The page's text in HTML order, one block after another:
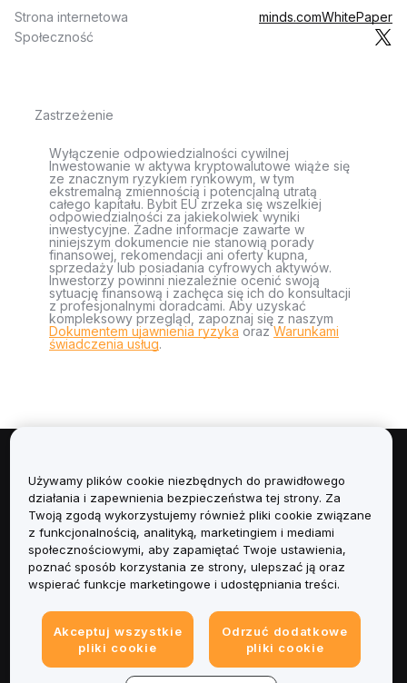
Strona internetowa minds.comWhitePaper
Społeczność
Zastrzeżenie
Wyłączenie odpowiedzialności cywilnej
Inwestowanie w aktywa kryptowalutowe wiąże się
ze znacznym ryzykiem rynkowym, w tym
ekstremalną zmiennością i potencjalną utratą
całego kapitału. Bybit EU zrzeka się wszelkiej
odpowiedzialności za jakiekolwiek wyniki
inwestycyjne. Żadne informacje zawarte w
niniejszym dokumencie nie stanowią porady
finansowej, rekomendacji ani oferty kupna,
sprzedaży lub posiadania cyfrowych aktywów.
Inwestorzy powinni niezależnie ocenić swoją
sytuację finansową i zachęca się ich do konsultacji
z profesjonalnymi doradcami. Aby uzyskać
kompleksowy przegląd, zapoznaj się z naszym
Dokumentem ujawnienia ryzyka orazWarunkami
świadczenia usług.
Informacje
Usługi
Obsługa Klienta
Informacje prawne
Używamy plików cookie niezbędnych do prawidłowego
działania i zapewnienia bezpieczeństwa tej strony. Za
Twoją zgodą wykorzystujemy również pliki cookie związane
z funkcjonalnością, analityką, marketingiem i mediami
społecznościowymi, aby zapamiętać Twoje ustawienia,
poznać sposób korzystania ze strony, ulepszać ją oraz
wspierać funkcje marketingowe i udostępniania treści.
Akceptuj wszystkie
pliki cookie
Odrzuć dodatkowe
pliki cookie